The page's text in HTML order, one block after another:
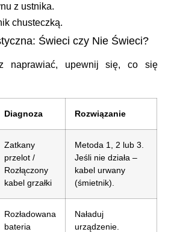
z ustnika.
chusteczką.
Świeci czy Nie Świeci?
naprawiać, upewnij się, co się
Diagnoza Rozwiązanie
Zatkany
przelot /
Rozłączony
kabel grzałki
Metoda 1, 2 lub 3.
Jeśli nie działa –
kabel urwany
(śmietnik).
Rozładowana
bateria
Naładuj
urządzenie.